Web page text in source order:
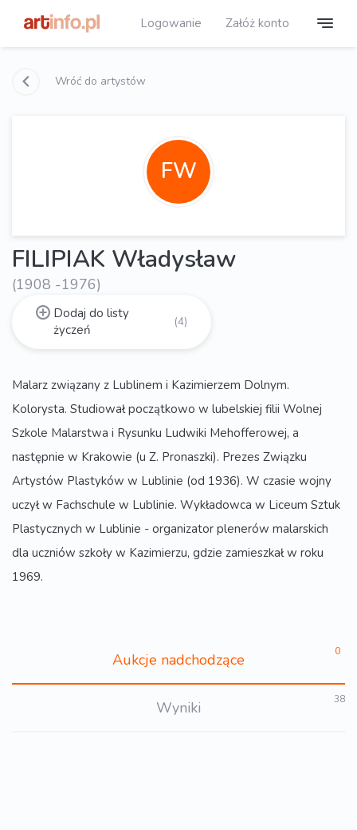
Logowanie Załóż konto
Wróć do artystów
FW
FILIPIAK Władysław
(1908 -1976)
Dodaj do listy
życzeń
(4)
Malarz związany z Lublinem i Kazimierzem Dolnym.
Kolorysta. Studiował początkowo w lubelskiej filii Wolnej
Szkole Malarstwa i Rysunku Ludwiki Mehofferowej, a
następnie w Krakowie (u Z. Pronaszki). Prezes Związku
Artystów Plastyków w Lublinie (od 1936). W czasie wojny
uczył w Fachschule w Lublinie. Wykładowca w Liceum Sztuk
Plastycznych w Lublinie - organizator plenerów malarskich
dla uczniów szkoły w Kazimierzu, gdzie zamieszkał w roku
1969.
Aukcje nadchodzące 0
Wyniki 38